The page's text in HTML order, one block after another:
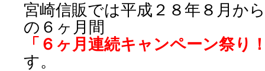
宮崎信販では平成２８年８月か
の６ヶ月間
「６ヶ月連続キャンペーン祭り
す。